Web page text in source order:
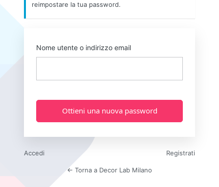
reimpostare la tua password.
Nome utente o indirizzo email
Accedi Registrati
← Torna a Decor Lab Milano